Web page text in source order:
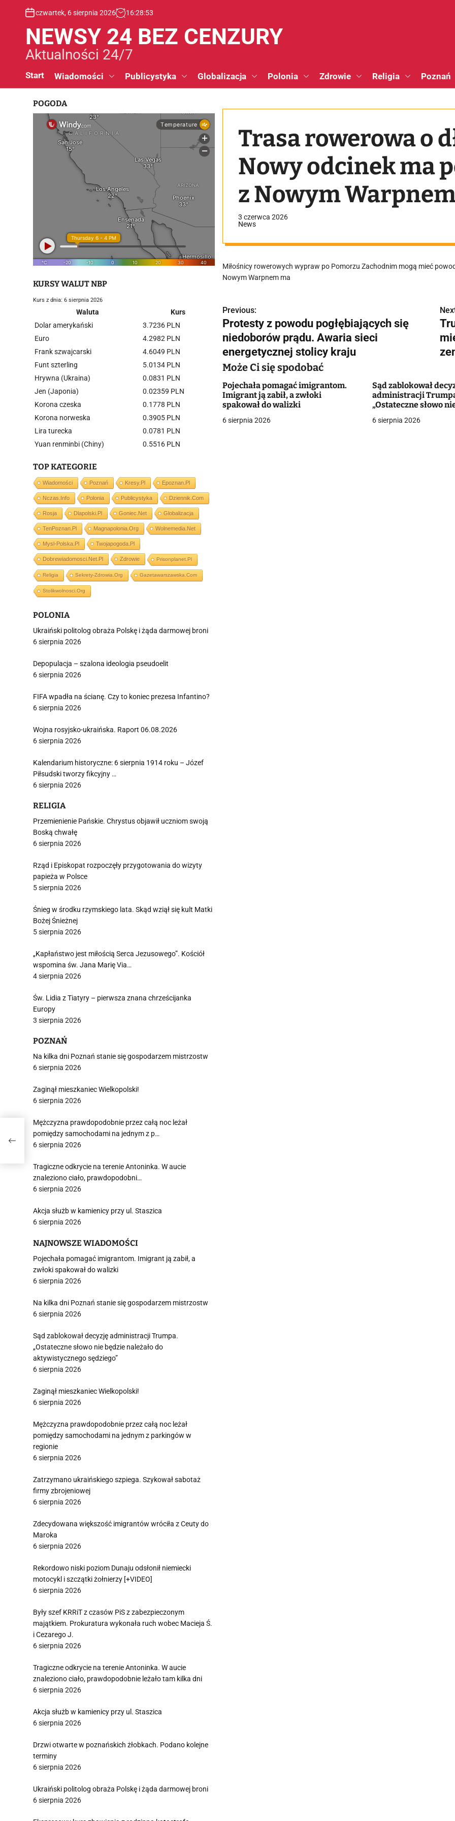
czwartek, 6 sierpnia 2026 16:28:54
NEWSY 24 BEZ CENZURY
Aktualności 24/7
Start Wiadomości Publicystyka Globalizacja Polonia Zdrowie Religia Poznań
Trasa rowerowa o
Nowy odcinek ma
z Nowym
3 czerwca 2026
News
Miłośnicy rowerowych wypraw po Pomorzu Zachodnim mogą mieć
Nowym Warpnem ma
N
a
w
i
g
a
Previous:
Protesty z powodu pogłębiających się
niedoborów prądu. Awaria sieci
energetycznej stolicy kraju
Może Ci się spodobać
Pojechała pomagać imigrantom.
Imigrant ją zabił, a zwłoki
spakował do walizki
6 sierpnia 2026
Sąd zablokował
administracji
„Ostateczne słowo
sędziego”
6 sierpnia 2026
POGODA
KURSY WALUT NBP
Kurs z dnia: 6 sierpnia 2026
Waluta
Kurs
Dolar amerykański
3.7236 PLN
Euro
4.2982 PLN
Frank szwajcarski
4.6049 PLN
Funt szterling
5.0134 PLN
Hrywna (Ukraina)
0.0831 PLN
Jen (Japonia)
0.02359 PLN
Korona czeska
0.1778 PLN
Korona norweska
0.3905 PLN
Lira turecka
0.0781 PLN
Yuan renminbi (Chiny)
0.5516 PLN
TOP KATEGORIE
Wiadomości Poznań Kresy.pl Epoznan.pl
Nczas.info Polonia Publicystyka Dziennik.com
Rosja Dlapolski.pl Goniec.net Globalizacja
TenPoznan.pl Magnapolonia.org Wolnemedia.net
Mysl-Polska.pl Twojapogoda.pl
Dobrewiadomosci.net.pl Zdrowie Prisonplanet.pl
Religia Sekrety-Zdrowia.org Gazetawarszawska.com
Stolikwolnosci.org
POLONIA
Ukraiński politolog obraża Polskę i żąda darmowej broni
6 sierpnia 2026
Depopulacja – szalona ideologia pseudoelit
6 sierpnia 2026
FIFA wpadła na ścianę. Czy to koniec prezesa Infantino?
6 sierpnia 2026
Wojna rosyjsko-ukraińska. Raport 06.08.2026
6 sierpnia 2026
Kalendarium historyczne: 6 sierpnia 1914 roku – Józef
Piłsudski tworzy fikcyjny …
6 sierpnia 2026
RELIGIA
Przemienienie Pańskie. Chrystus objawił uczniom swoją
Boską chwałę
6 sierpnia 2026
Rząd i Episkopat rozpoczęły przygotowania do wizyty
papieża w Polsce
5 sierpnia 2026
Śnieg w środku rzymskiego lata. Skąd wziął się kult Matki
Bożej Śnieżnej
5 sierpnia 2026
„Kapłaństwo jest miłością Serca Jezusowego”. Kościół
wspomina św. Jana Marię Via…
4 sierpnia 2026
Św. Lidia z Tiatyry – pierwsza znana chrześcijanka
Europy
3 sierpnia 2026
POZNAŃ
Na kilka dni Poznań stanie się gospodarzem mistrzostw
6 sierpnia 2026
Zaginął mieszkaniec Wielkopolski!
6 sierpnia 2026
Mężczyzna prawdopodobnie przez całą noc leżał
pomiędzy samochodami na jednym z p…
6 sierpnia 2026
Tragiczne odkrycie na terenie Antoninka. W aucie
znaleziono ciało, prawdopodobni…
6 sierpnia 2026
Akcja służb w kamienicy przy ul. Staszica
6 sierpnia 2026
NAJNOWSZE WIADOMOŚCI
Pojechała pomagać imigrantom. Imigrant ją zabił, a
zwłoki spakował do walizki
6 sierpnia 2026
Na kilka dni Poznań stanie się gospodarzem mistrzostw
6 sierpnia 2026
Sąd zablokował decyzję administracji Trumpa.
„Ostateczne słowo nie będzie należało do
aktywistycznego sędziego”
6 sierpnia 2026
Zaginął mieszkaniec Wielkopolski!
6 sierpnia 2026
Mężczyzna prawdopodobnie przez całą noc leżał
pomiędzy samochodami na jednym z parkingów w
regionie
6 sierpnia 2026
Zatrzymano ukraińskiego szpiega. Szykował sabotaż
firmy zbrojeniowej
6 sierpnia 2026
Zdecydowana większość imigrantów wróciła z Ceuty do
Maroka
6 sierpnia 2026
Rekordowo niski poziom Dunaju odsłonił niemiecki
motocykl i szczątki żołnierzy [+VIDEO]
6 sierpnia 2026
Były szef KRRiT z czasów PiS z zabezpieczonym
majątkiem. Prokuratura wykonała ruch wobec Macieja Ś.
i Cezarego J.
6 sierpnia 2026
Tragiczne odkrycie na terenie Antoninka. W aucie
znaleziono ciało, prawdopodobnie leżało tam kilka dni
6 sierpnia 2026
Akcja służb w kamienicy przy ul. Staszica
6 sierpnia 2026
Drzwi otwarte w poznańskich żłobkach. Podano kolejne
terminy
6 sierpnia 2026
Ukraiński politolog obraża Polskę i żąda darmowej broni
6 sierpnia 2026